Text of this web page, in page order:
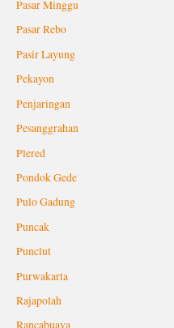
Pasar Minggu
Pasar Rebo
Pasir Layung
Pekayon
Penjaringan
Pesanggrahan
Plered
Pondok Gede
Pulo Gadung
Puncak
Punclut
Purwakarta
Rajapolah
Rancabuaya